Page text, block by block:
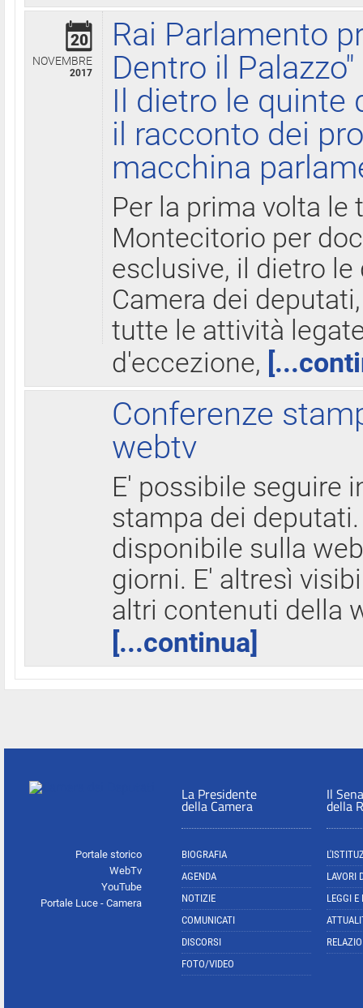
20
NOVEMBRE
2017
Rai Parlamento
Dentro il Palazzo"
Il dietro le quinte
il racconto dei
macchina
Per la prima volta le
Montecitorio per
esclusive, il dietro
Camera dei
tutte le attività
d'eccezione,
Conferenze
webtv
E' possibile seguire
stampa dei
disponibile sulla
giorni. E' altresì
altri contenuti della
[...continua]
Portale storico
WebTv
YouTube
Portale Luce - Camera
La Presidente
della Camera
BIOGRAFIA
AGENDA
NOTIZIE
COMUNICATI
DISCORSI
FOTO/VIDEO
Il
della
LAVORI
LEGGI E